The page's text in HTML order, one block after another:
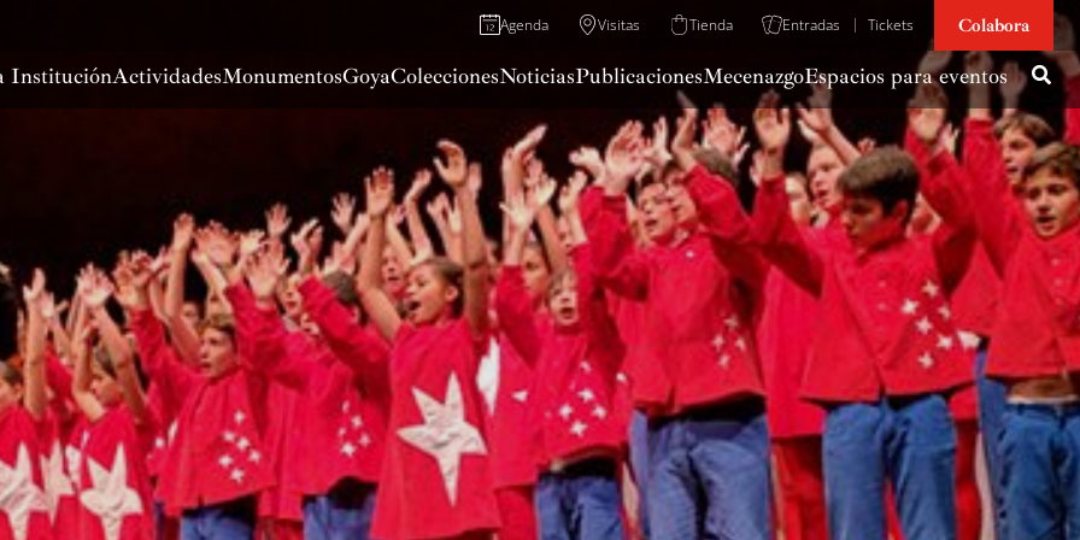
Agenda Visitas Tienda Entradas Tickets Colabora
InstituciónActividadesMonumentosGoyaColeccionesNoticiasPublicacionesMecenazgoEspacios para eventos